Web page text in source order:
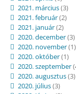
2021. március(3)
2021. február(2)
2021. január(2)
2020. december(3)
2020. november(1)
2020. október(1)
2020. szeptember
2020. augusztus(3)
2020. július(3)